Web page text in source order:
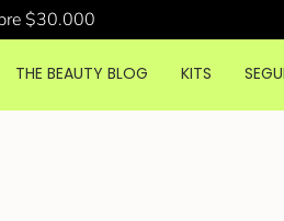
$30.000
THE BEAUTY BLOG KITS